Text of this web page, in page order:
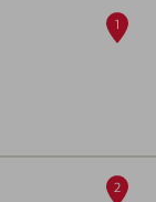
1
2